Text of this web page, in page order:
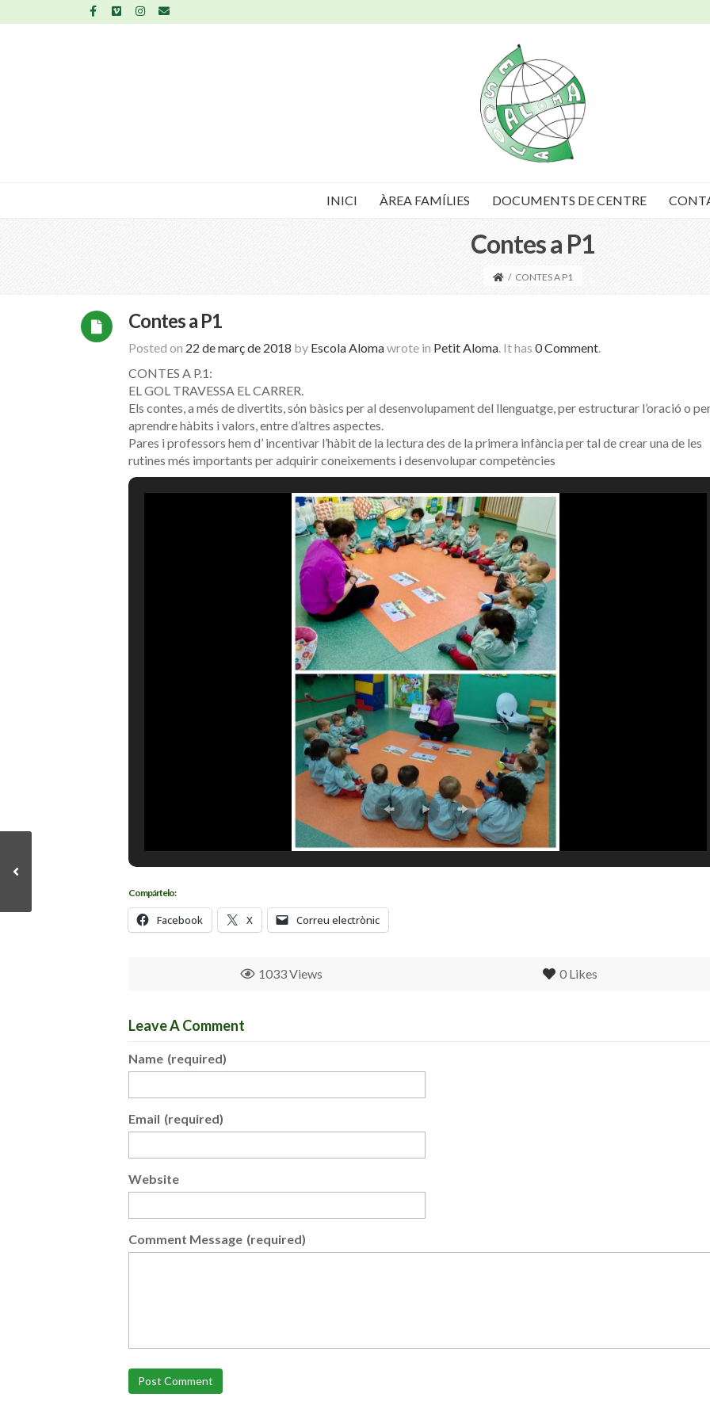
INICI ÀREA FAMÍLIES DOCUMENTS DE CENTRE
Contes a P1
/ CONTES A P1
Contes a P1
Posted on 22 de març de 2018 by Escola Alomawrote in Petit Aloma. It has 0 Comment.
CONTES A P.1:
EL GOL TRAVESSA EL CARRER.
Els contes, a més de divertits, són bàsics per al desenvolupament del llenguatge, per estructurar l’oració o
aprendre hàbits i valors, entre d’altres aspectes.
Pares i professors hem d’ incentivar l’hàbit de la lectura des de la primera infància per tal de crear una de les
rutines més importants per adquirir coneixements i desenvolupar competències
Compártelo:
Facebook X Correu electrònic
0 Likes
1033 Views
Leave A Comment
Name (required)
Email (required)
Website
Comment Message (required)
Post Comment